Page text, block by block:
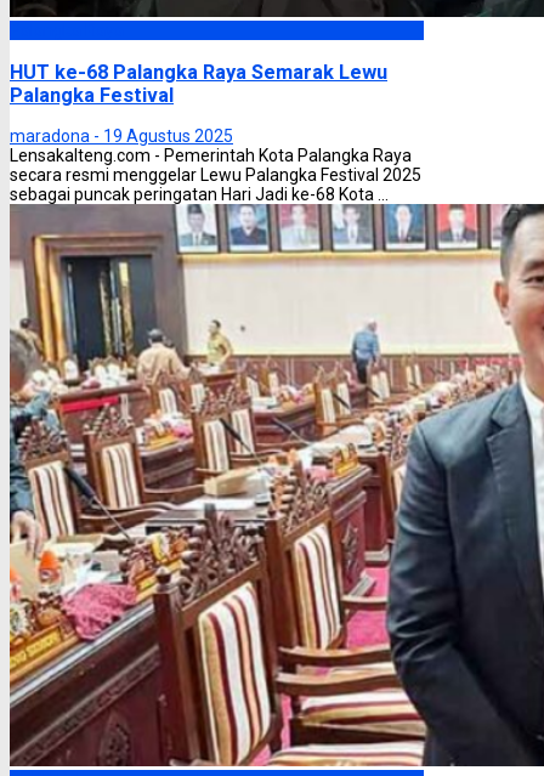
HUT ke-68 Palangka Raya Semarak Lewu
Palangka Festival
maradona - 19 Agustus 2025
Lensakalteng.com - Pemerintah Kota Palangka Raya
secara resmi menggelar Lewu Palangka Festival 2025
sebagai puncak peringatan Hari Jadi ke-68 Kota ...